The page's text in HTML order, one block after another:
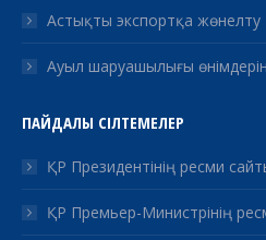
Астықты экспортқа жөнелту
Ауыл шаруашылығы
ПАЙДАЛЫ СІЛТЕМЕЛЕР
ҚР Президентінің ресми
ҚР Премьер-Министрінің